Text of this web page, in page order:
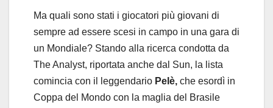
Ma quali sono stati i giocatori più giovani di
sempre ad essere scesi in campo in una gara di
un Mondiale? Stando alla ricerca condotta da
The Analyst, riportata anche dal Sun, la lista
comincia con il leggendario Pelè, che esordì in
Coppa del Mondo con la maglia del Brasile